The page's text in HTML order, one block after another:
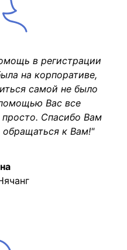
в регистрации
на корпоративе,
самой не было
Вас все
просто. Спасибо Вам
обращаться к Вам!"